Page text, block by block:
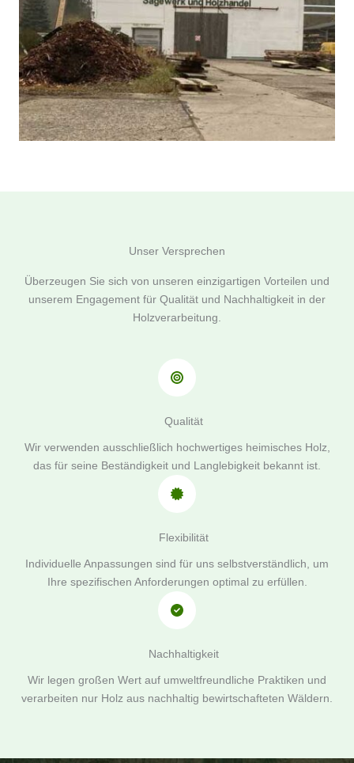
Unser Versprechen
Überzeugen Sie sich von unseren einzigartigen Vorteilen und
unserem Engagement für Qualität und Nachhaltigkeit in der
Holzverarbeitung.
Qualität
Wir verwenden ausschließlich hochwertiges heimisches Holz,
das für seine Beständigkeit und Langlebigkeit bekannt ist.
Flexibilität
Individuelle Anpassungen sind für uns selbstverständlich, um
Ihre spezifischen Anforderungen optimal zu erfüllen.
Nachhaltigkeit
Wir legen großen Wert auf umweltfreundliche Praktiken und
verarbeiten nur Holz aus nachhaltig bewirtschafteten Wäldern.